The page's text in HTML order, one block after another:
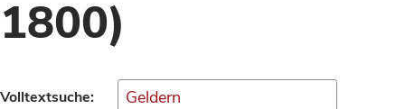
1800)
Volltextsuche: